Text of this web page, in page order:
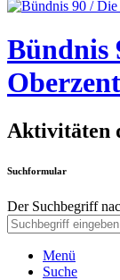
Bündnis
Oberzent
Aktivitäten
Suchformular
Der Suchbegriff
Menü
Suche